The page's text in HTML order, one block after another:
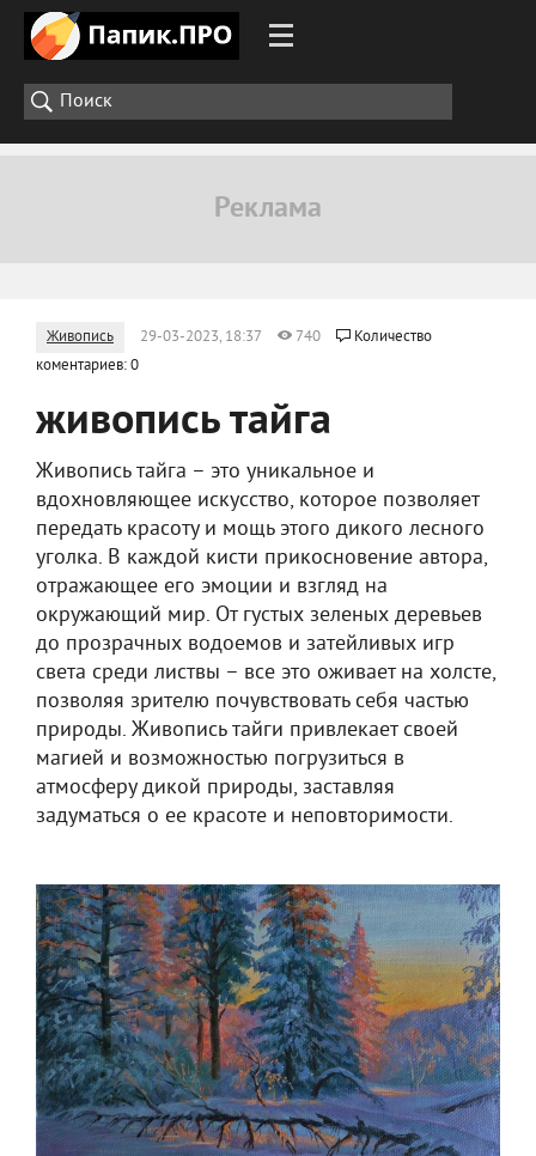
Живопись 29-03-2023, 18:37 740
Количество
коментариев: 0
живопись тайга
Живопись тайга – это уникальное и
вдохновляющее искусство, которое позволяет
передать красоту и мощь этого дикого лесного
уголка. В каждой кисти прикосновение автора,
отражающее его эмоции и взгляд на
окружающий мир. От густых зеленых деревьев
до прозрачных водоемов и затейливых игр
света среди листвы – все это оживает на холсте,
позволяя зрителю почувствовать себя частью
природы. Живопись тайги привлекает своей
магией и возможностью погрузиться в
атмосферу дикой природы, заставляя
задуматься о ее красоте и неповторимости.